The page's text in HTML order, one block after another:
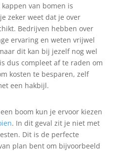
van bomen is
zeker weet dat je over
Bedrijven hebben over
ervaring en weten vrijwel
dit kan bij jezelf nog wel
dus compleet af te raden om
kosten te besparen, zelf
een hakbijl.
boom kun je ervoor kiezen
. In dit geval zit je niet met
Dit is de perfecte
plan bent om bijvoorbeeld